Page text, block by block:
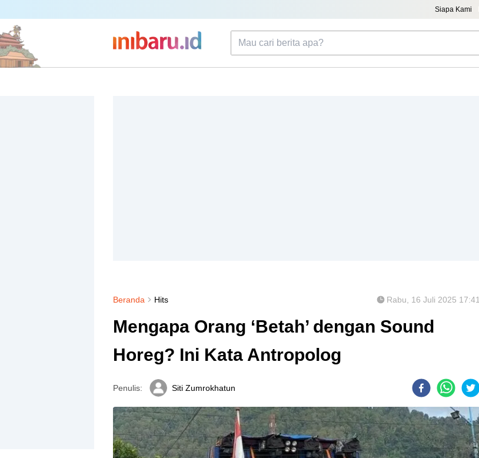
Siapa Kami
Beranda Hits Rabu, 16 Juli 2025 17:41
Mengapa Orang ‘Betah’ dengan Sound
Horeg? Ini Kata Antropolog
Penulis: Siti Zumrokhatun